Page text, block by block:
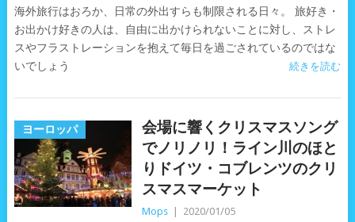
海外旅行はおろか、日常の外出すらも制限される日々。 旅好き・
お出かけ好きの人は、自由に出かけられないことに対し、ストレ
スやフラストレーションを抱えて毎日を過ごされているのではな
いでしょう
続きを読む
ヨーロッパ
会場に響くクリスマスソング
でノリノリ！ライン川のほと
りドイツ・コブレンツのクリ
スマスマーケット
Mops 2020/01/05